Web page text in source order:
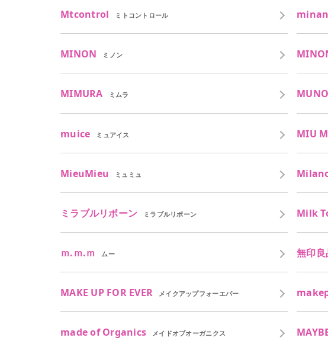
Mtcontrol ミトコントロール
MINON ミノン
MIMURA ミムラ
muice ミュアイス MIU
MieuMieu ミュミュ
ミラブルリボーン ミラブルリボーン Milk
ｍ.ｍ.ｍ ムー 無印良
MAKE UP FOR EVER メイクアップフォーエバー
made of Organics メイドオブオーガニクス